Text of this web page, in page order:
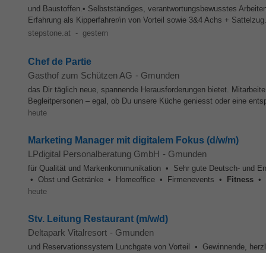
und Baustoffen.• Selbstständiges, verantwortungsbewusstes
Erfahrung als Kipperfahrer/in von Vorteil sowie 3&4 Achs +
stepstone.at - gestern
Chef de Partie
Gasthof zum Schützen AG - Gmunden
das Dir täglich neue, spannende Herausforderungen bietet.
Begleitpersonen – egal, ob Du unsere Küche geniesst oder eine
heute
Marketing Manager mit digitalem Fokus (d/w/m)
LPdigital Personalberatung GmbH - Gmunden
für Qualität und Markenkommunikation • Sehr gute Deutsch-
• Obst und Getränke • Homeoffice • Firmenevents •
Fitness •
heute
Stv. Leitung Restaurant (m/w/d)
Deltapark Vitalresort - Gmunden
und Reservationssystem Lunchgate von Vorteil • Gewinnende,